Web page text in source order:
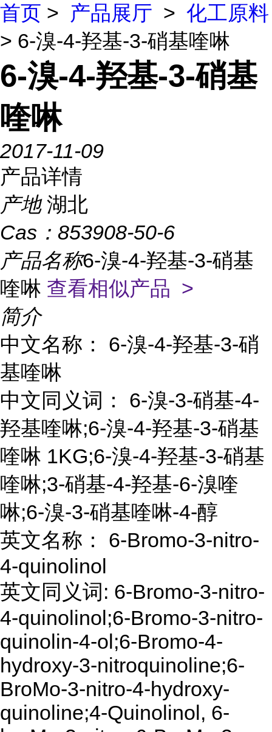
首页 > 产品展厅 > 化工原料
> 6-溴-4-羟基-3-硝基喹啉
6-溴-4-羟基-3-硝基
喹啉
2017-11-09
产品详情
产地 湖北
Cas： 853908-50-6
产品名称6-溴-4-羟基-3-硝基
喹啉 查看相似产品 >
简介
中文名称： 6-溴-4-羟基-3-硝
基喹啉
中文同义词： 6-溴-3-硝基-4-
羟基喹啉;6-溴-4-羟基-3-硝基
喹啉 1KG;6-溴-4-羟基-3-硝基
喹啉;3-硝基-4-羟基-6-溴喹
啉;6-溴-3-硝基喹啉-4-醇
英文名称： 6-Bromo-3-nitro-
4-quinolinol
英文同义词: 6-Bromo-3-nitro-
4-quinolinol;6-Bromo-3-nitro-
quinolin-4-ol;6-Bromo-4-
hydroxy-3-nitroquinoline;6-
BroMo-3-nitro-4-hydroxy-
quinoline;4-Quinolinol, 6-